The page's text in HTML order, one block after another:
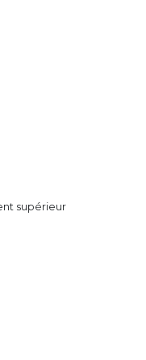
supérieur